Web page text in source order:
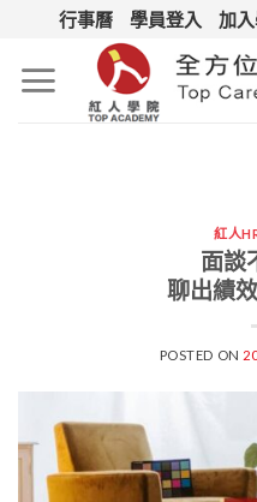
content
行事曆 學員登入 加
紅人
面談
聊出績
POSTED ON